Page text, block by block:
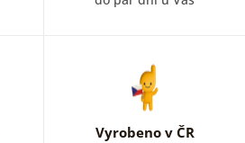
Vyrobeno v ČR